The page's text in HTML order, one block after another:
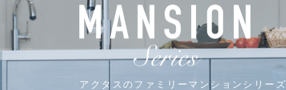
アクタスの ファミリーマンションシリーズ